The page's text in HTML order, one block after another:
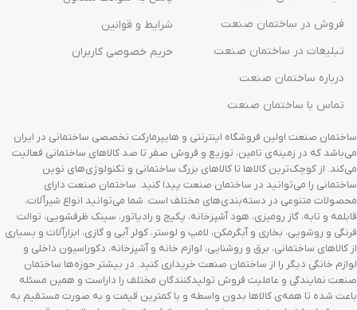
فروش در ساختمان صنعت
تبلیغات در ساختمان صنعت
درباره ساختمان صنعت
تماس با ساختمان صنعت
شرایط و قوانین
حریم خصوصی کاربران
ساختمان صنعت اولین فروشگاه اینترنتی و هایپرمارکت تخصصی ساختمانی در ایران
می‌باشد که در زمینه‌ی تامین، توزیع و فروش صفر تا صد کالاهای ساختمانی فعالیت
می‌کند. از کوچک‌ترین کالاها تا کالاهای بزرگ ساختمانی و تکنولوژی‌های نوین
ساختمانی را می‌توانید در ساختمان صنعت پیدا کنید. ساختمان صنعت دارای
محصولات متنوعی در دسته‌بندی‌های مختلف است. شما می‌توانید انواع شیرآلات،
قابلمه و تابه، گاز رومیزی، هود آشپزخانه، پکیج و رادیاتور، سینک ظرفشویی، توالت
فرنگی و روشویی، بخاری و آبگرمکن، لامپ و لوستر، کولر آبی و گازی، ابزارآلات و بسیاری
از کالاهای ساختمانی، برق و روشنایی، لوازم خانه و آشپزخانه، دکوراسیون داخلی و
لوازم خانگی دیگر را از ساختمان صنعت خریداری کنید. در بیشتر حوزه‌ها ساختمان
صنعت نمایندگی و عاملیت فروش تولیدکنندگان مختلف را داراست و همین مسئله
باعث شده تا همه‌ی کالاها بدون واسطه و با کمترین قیمت و به صورت مستقیم به